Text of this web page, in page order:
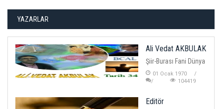
YAZARLAR
Ali Vedat AKBULAK
Şiir-Burası Fani Dünya
01 Ocak 1970
104419
Editör